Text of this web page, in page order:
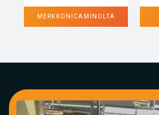
MERK KONICA MINOLTA